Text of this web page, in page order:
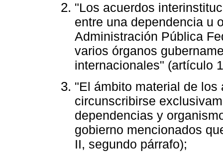
"Los acuerdos
entre una dependencia u
Administración Pública
varios órganos
internacionales" (artículo
"El ámbito material de
circunscribirse
dependencias y
gobierno mencionados
II, segundo párrafo);